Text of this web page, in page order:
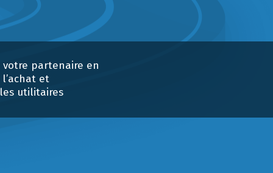
partenaire en
et
utilitaires